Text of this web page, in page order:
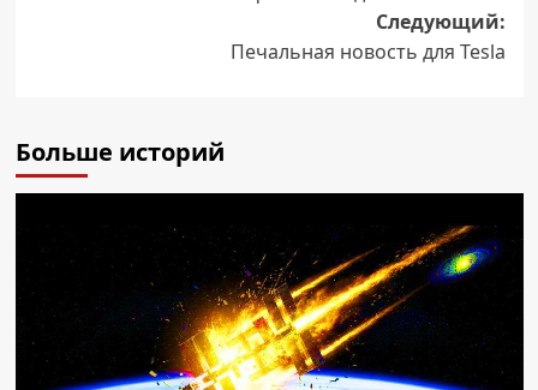
Следующий:
Печальная новость для Tesla
Больше историй